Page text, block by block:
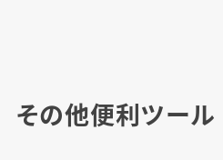
その他便利ツール